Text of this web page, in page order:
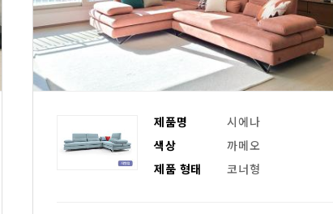
제품명
시에나
색상
까메오
제품 형태
코너형